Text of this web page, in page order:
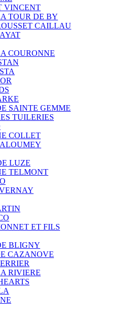
VINCENT
TOUR DE BY
CAILLAU
COURONNE
SAINTE GEMME
TUILERIES
COLLET
LUZE
TELMONT
ET FILS
BLIGNY
CAZANOVE
RIVIERE